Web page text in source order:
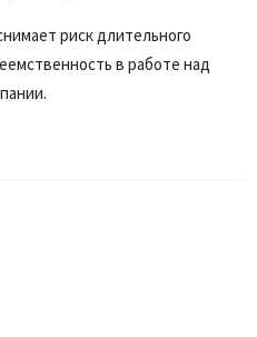
риск длительного
в работе над